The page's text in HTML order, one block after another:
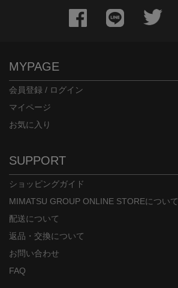
MYPAGE
会員登録 / ログイン
マイページ
お気に入り
SUPPORT
ショッピングガイド
MIMATSU GROUP ONLINE STOREについて
配送について
返品・交換について
お問い合わせ
FAQ